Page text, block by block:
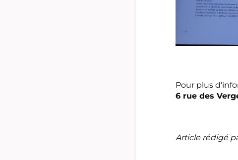
Pour plus
6 rue des
Article rédigé